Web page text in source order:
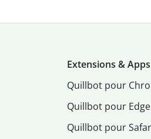
Extensions & Apps
Quillbot pour
Quillbot pour Edge
Quillbot pour